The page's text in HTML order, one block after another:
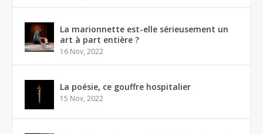
La marionnette est-elle sérieusement un
art à part entière ?
16 Nov, 2022
La poésie, ce gouffre hospitalier
15 Nov, 2022